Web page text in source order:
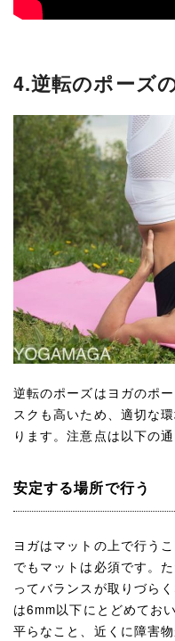
4.逆転のポーズ
逆転のポーズはヨガのポ
スクも高いため、適切な
ります。注意点は以下の通
安定する場所で行う
ヨガはマットの上で行う
でもマットは必須です。
ってバランスが取りづら
は6mm以下にとどめてお
平らなこと、近くに障害